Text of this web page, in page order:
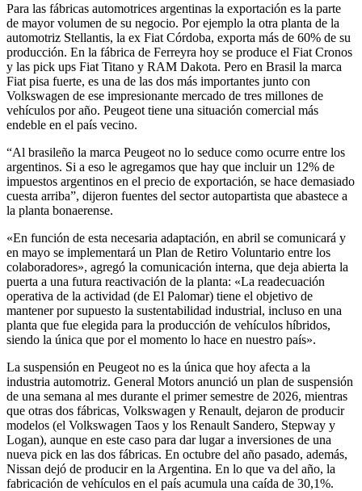
Para las fábricas automotrices argentinas la exportación es la parte
de mayor volumen de su negocio. Por ejemplo la otra planta de la
automotriz Stellantis, la ex Fiat Córdoba, exporta más de 60% de su
producción. En la fábrica de Ferreyra hoy se produce el Fiat Cronos
y las pick ups Fiat Titano y RAM Dakota. Pero en Brasil la marca
Fiat pisa fuerte, es una de las dos más importantes junto con
Volkswagen de ese impresionante mercado de tres millones de
vehículos por año. Peugeot tiene una situación comercial más
endeble en el país vecino.
“Al brasileño la marca Peugeot no lo seduce como ocurre entre los
argentinos. Si a eso le agregamos que hay que incluir un 12% de
impuestos argentinos en el precio de exportación, se hace demasiado
cuesta arriba”, dijeron fuentes del sector autopartista que abastece a
la planta bonaerense.
«En función de esta necesaria adaptación, en abril se comunicará y
en mayo se implementará un Plan de Retiro Voluntario entre los
colaboradores», agregó la comunicación interna, que deja abierta la
puerta a una futura reactivación de la planta: «La readecuación
operativa de la actividad (de El Palomar) tiene el objetivo de
mantener por supuesto la sustentabilidad industrial, incluso en una
planta que fue elegida para la producción de vehículos híbridos,
siendo la única que por el momento lo hace en nuestro país».
La suspensión en Peugeot no es la única que hoy afecta a la
industria automotriz. General Motors anunció un plan de suspensión
de una semana al mes durante el primer semestre de 2026, mientras
que otras dos fábricas, Volkswagen y Renault, dejaron de producir
modelos (el Volkswagen Taos y los Renault Sandero, Stepway y
Logan), aunque en este caso para dar lugar a inversiones de una
nueva pick en las dos fábricas. En octubre del año pasado, además,
Nissan dejó de producir en la Argentina. En lo que va del año, la
fabricación de vehículos en el país acumula una caída de 30,1%.